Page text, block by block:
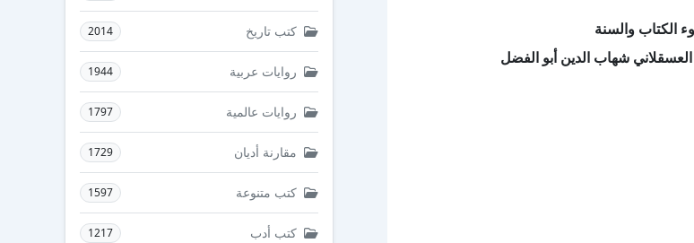
الكتاب والسنة
شهاب الدين أبو الفضل
كتب تاريخ 2014
روايات عربية 1944
روايات عالمية 1797
مقارنة أديان 1729
كتب متنوعة 1597
كتب أدب 1217